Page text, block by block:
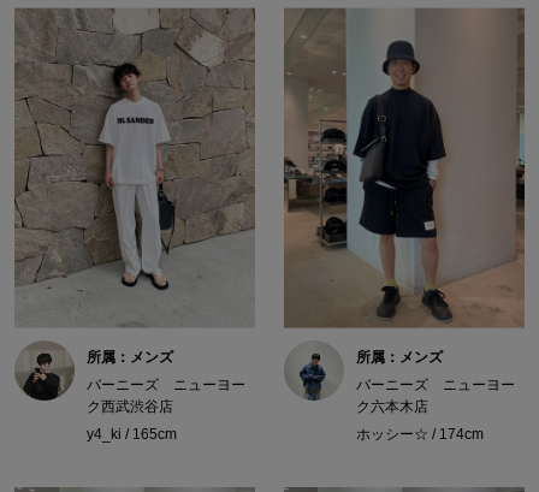
所属：メンズ
バーニーズ ニューヨー
ク西武渋谷店
y4_ki / 165cm
所属：メンズ
バーニーズ ニューヨー
ク六本木店
ホッシー☆ / 174cm